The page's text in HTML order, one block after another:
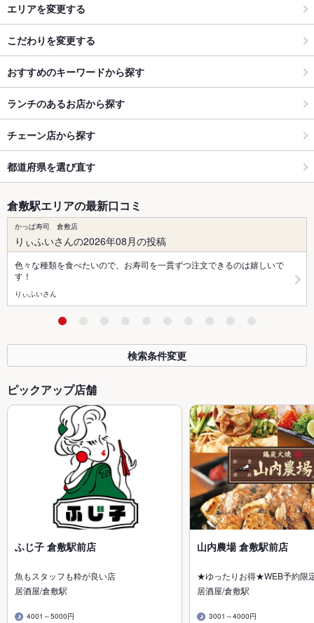
エリアを変更する
こだわりを変更する
おすすめのキーワードから探す
ランチのあるお店から探す
チェーン店から探す
都道府県を選び直す
倉敷駅エリアの最新口コミ
かっぱ寿司 倉敷店
りぃふいさんの2026年08月の投稿
色々な種類を食べたいので、お寿司を一貫ずつ注文できるのは嬉しいで
す！
りぃふいさん
検索条件変更
ピックアップ店舗
ふじ子 倉敷駅前店
魚もスタッフも粋が良い店
居酒屋/倉敷駅
4001～5000円
山内農場 倉敷駅前店
★ゆったりお得★WEB予約限
居酒屋/倉敷駅
3001～4000円